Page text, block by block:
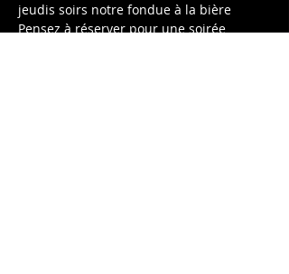
jeudis soirs notre fondue à la bière
Pensez à réserver pour une soirée